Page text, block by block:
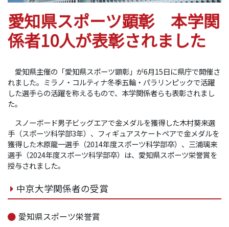
愛知県スポーツ顕彰 本学関
係者10人が表彰されました
愛知県主催の「愛知県スポーツ顕彰」が6月15日に県庁で開催さ
れました。ミラノ・コルティナ冬季五輪・パラリンピックで活躍
した選手らの活躍を称えるもので、本学関係者らも表彰されまし
た。
スノーボード男子ビッグエアで金メダルを獲得した木村葵来選
手（スポーツ科学部3年）、フィギュアスケートペアで金メダルを
獲得した木原龍一選手（2014年度スポーツ科学部卒）、三浦璃来
選手（2024年度スポーツ科学部卒）は、愛知県スポーツ栄誉賞を
授与されました。
中京大学関係者の受賞
愛知県スポーツ栄誉賞